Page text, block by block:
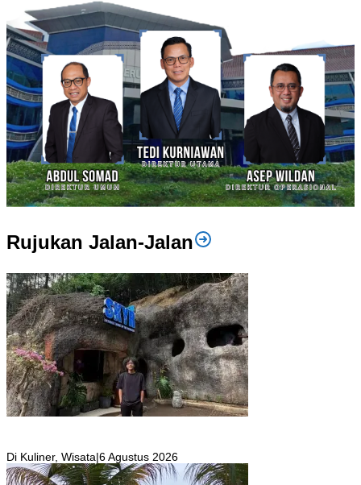
Rujukan Jalan-Jalan
Di Kuliner, Wisata|6 Agustus 2026